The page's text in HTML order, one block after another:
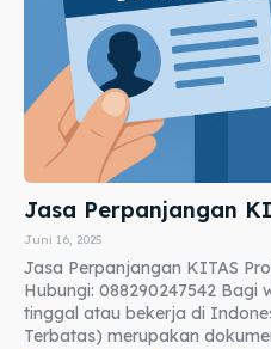
Jasa Perpanjangan
Juni 16, 2025
Jasa Perpanjangan KITAS
Hubungi: 088290247542 Bagi
tinggal atau bekerja di
Terbatas) merupakan